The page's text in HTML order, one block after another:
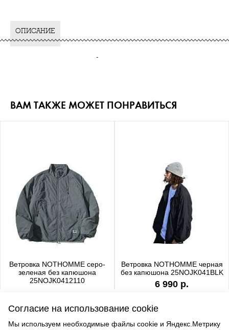
ОПИСАНИЕ
-
ВАМ ТАКЖЕ МОЖЕТ ПОНРАВИТЬСЯ
Ветровка NOTHOMME серо-
зеленая без капюшона
25NOJK0412110
Ветровка NOTHOMME черная
без капюшона 25NOJK041BLK
6 990 р.
Согласие на использование cookie
Мы используем необходимые файлы cookie и Яндекс.Метрику